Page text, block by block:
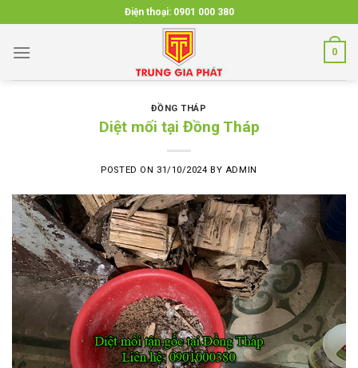
to
content
Điện thoại: 0901 000 380
0
ĐỒNG THÁP
Diệt mối tại Đồng Tháp
POSTED ON 31/10/2024 BY ADMIN